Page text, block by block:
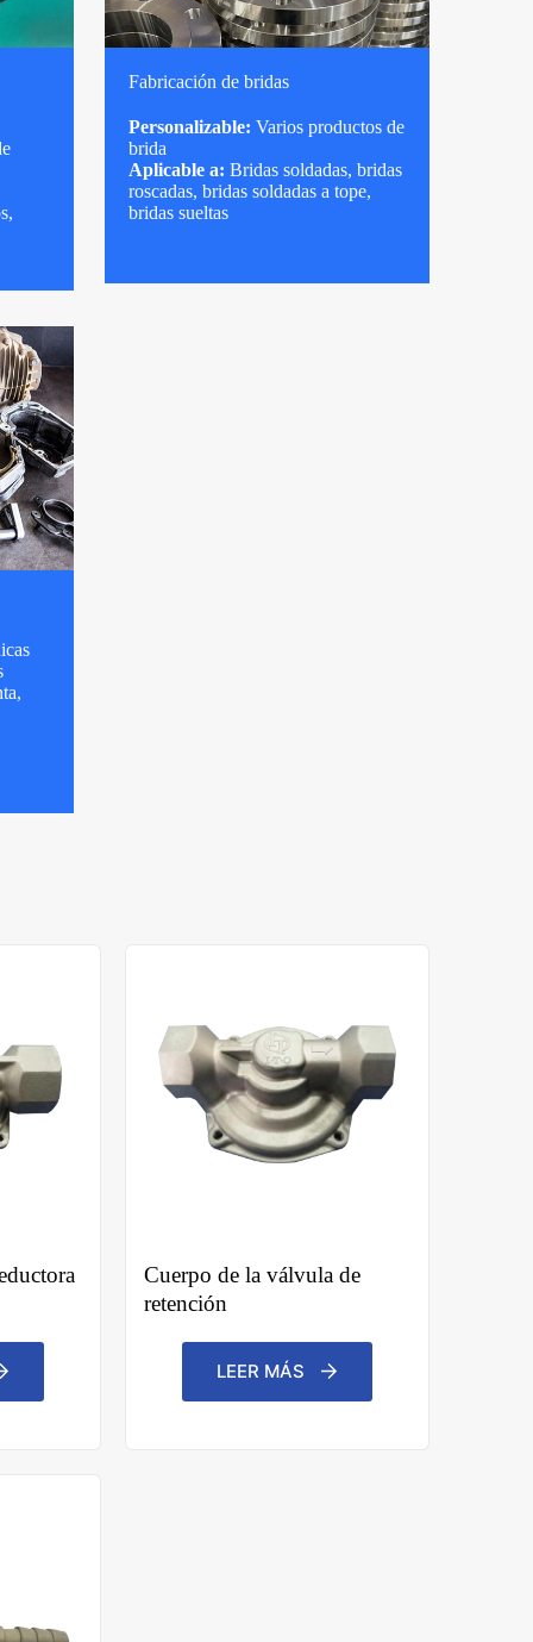
Fabricación de bridas
Personalizable: Varios productos de
brida
Aplicable a: Bridas soldadas, bridas
roscadas, bridas soldadas a tope,
bridas sueltas
Cuerpo de la válvula de
retención
LEER MÁS